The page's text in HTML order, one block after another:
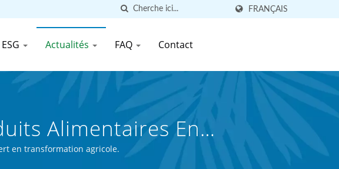
FRANÇAIS
ESG Actualités FAQ Contact
Alimentaires En
Plus De 30 Ans | First
en transformation agricole.